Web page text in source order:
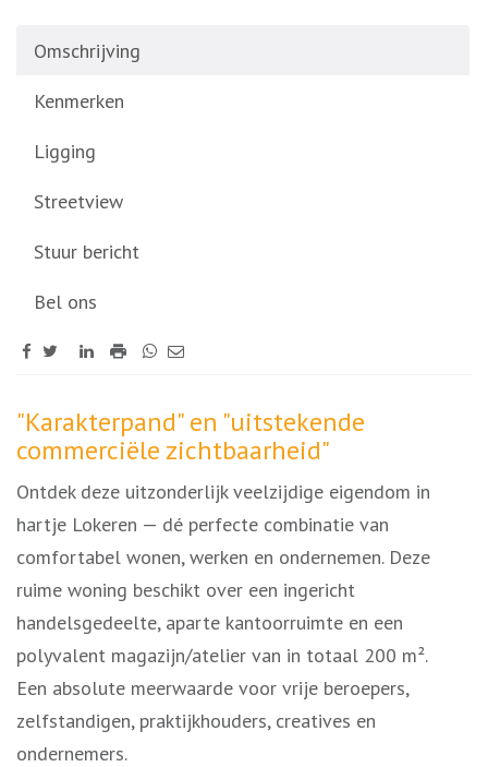
Omschrijving
Kenmerken
Ligging
Streetview
Stuur bericht
Bel ons
Omschrijving
"Karakterpand" en "uitstekende
commerciële zichtbaarheid"
Ontdek deze uitzonderlijk veelzijdige eigendom in
hartje Lokeren — dé perfecte combinatie van
comfortabel wonen, werken en ondernemen. Deze
ruime woning beschikt over een ingericht
handelsgedeelte, aparte kantoorruimte en een
polyvalent magazijn/atelier van in totaal 200 m².
Een absolute meerwaarde voor vrije beroepers,
zelfstandigen, praktijkhouders, creatives en
ondernemers.